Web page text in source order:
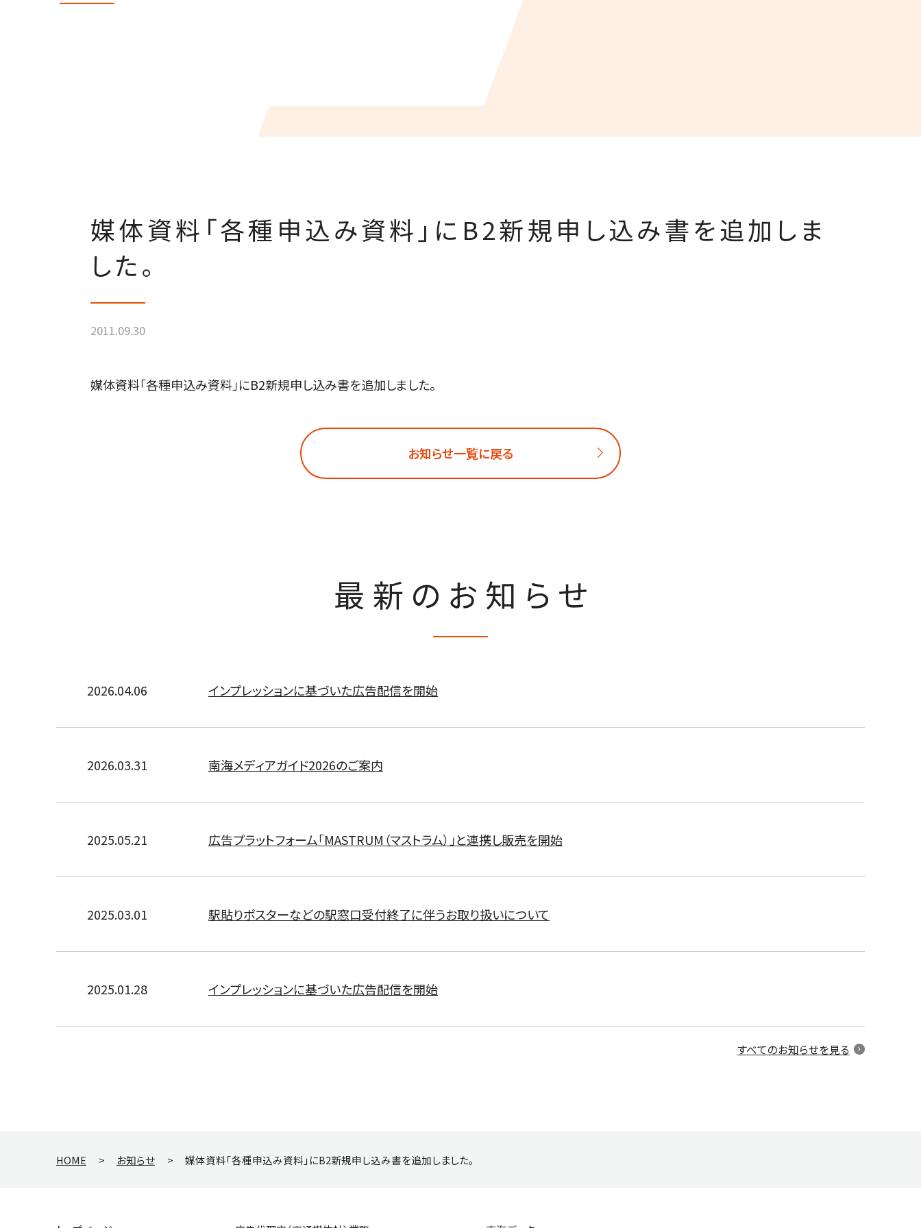
媒体資料「各種申込み資料」にB2新規申し込み書を追加しま
した。
2011.09.30
媒体資料「各種申込み資料」にB2新規申し込み書を追加しました。
お知らせ一覧に戻る
最新のお知らせ
2026.04.06 インプレッションに基づいた広告配信を開始
2026.03.31 南海メディアガイド2026のご案内
2025.05.21 広告プラットフォーム「MASTRUM（マストラム）」と連携し販売を開始
2025.03.01 駅貼りポスターなどの駅窓口受付終了に伴うお取り扱いについて
2025.01.28 インプレッションに基づいた広告配信を開始
すべてのお知らせを見る
HOME > お知らせ > 媒体資料「各種申込み資料」にB2新規申し込み書を追加しました。